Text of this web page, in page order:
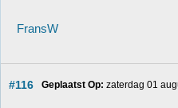
FransW
#116 Geplaatst Op: zaterdag 01